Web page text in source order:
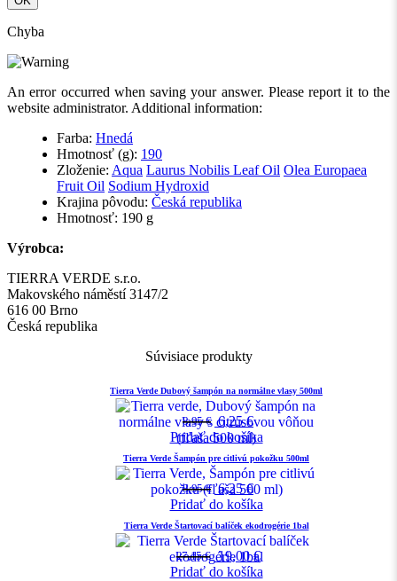
Chyba
An error occurred when saving your answer. Please report it to the
website administrator. Additional information:
Farba: Hnedá
Hmotnosť (g): 190
Zloženie: Aqua Laurus Nobilis Leaf Oil Olea Europaea
Fruit Oil Sodium Hydroxid
Krajina pôvodu: Česká republika
Hmotnosť: 190 g
Výrobca:
TIERRA VERDE s.r.o.
Makovského náměstí 3147/2
616 00 Brno
Česká republika
Súvisiace produkty
Tierra Verde Dubový šampón na normálne vlasy 500ml
8,95€ 6,25€
Pridať do košíka
Tierra Verde Šampón pre citlivú pokožku 500ml
8,95€ 6,25€
Pridať do košíka
Tierra Verde Štartovací balíček ekodrogérie 1bal
27,15€ 19,00€
Pridať do košíka